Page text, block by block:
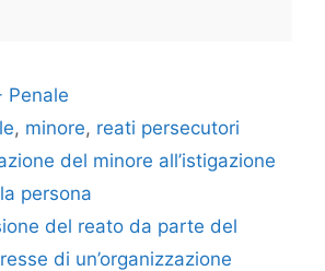
Penale
, minore, reati persecutori
del minore all’istigazione
persona
del reato da parte del
di un’organizzazione